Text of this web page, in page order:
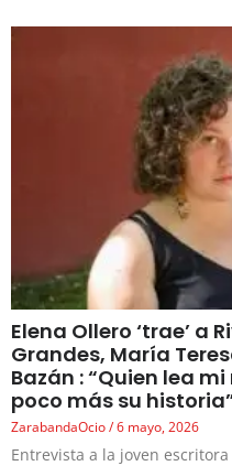
Elena Ollero ‘trae’ a
Grandes, María
Bazán : “Quien lea
poco más su
ZarabandaOcio 6 mayo, 2026
Entrevista a la joven